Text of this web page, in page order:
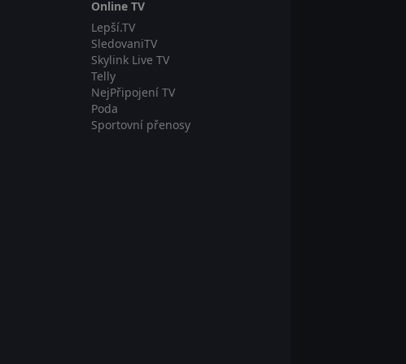
Online TV
Lepší.TV
SledovaniTV
Skylink Live TV
Telly
NejPřipojení TV
Poda
Sportovní přenosy